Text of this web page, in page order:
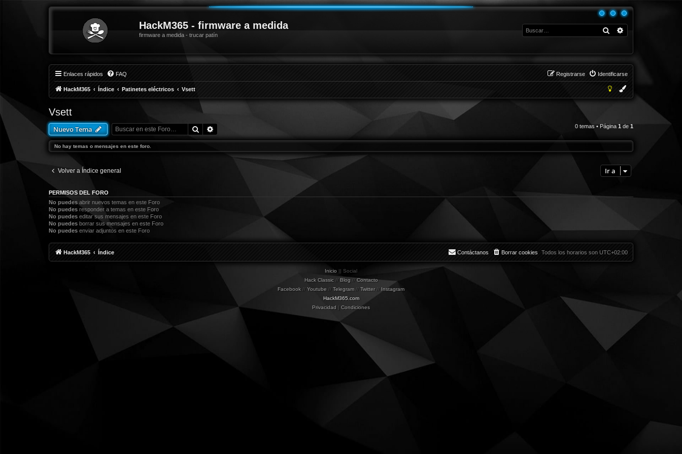
HackM365 - firmware a medida
firmware a medida - trucar patín
Buscar
Enlaces rápidos FAQ Identificarse
Registrarse
HackM365 Índice Patinetes eléctricos Vsett
Vsett
Nuevo Tema Buscar 0 temas • Página 1 de 1
No hay temas o mensajes en este foro.
Volver a Índice general Ir a
PERMISOS DEL FORO
No puedes abrir nuevos temas en este Foro
No puedes responder a temas en este Foro
No puedes editar sus mensajes en este Foro
No puedes borrar sus mensajes en este Foro
No puedes enviar adjuntos en este Foro
HackM365 Índice Todos los horarios son UTC+02:00
Borrar cookies
Contáctanos
Inicio || Social
Hack Classic// Blog// Contacto
Facebook // Youtube // Telegram// Twitter// Instagram
HackM365.com
Privacidad | Condiciones